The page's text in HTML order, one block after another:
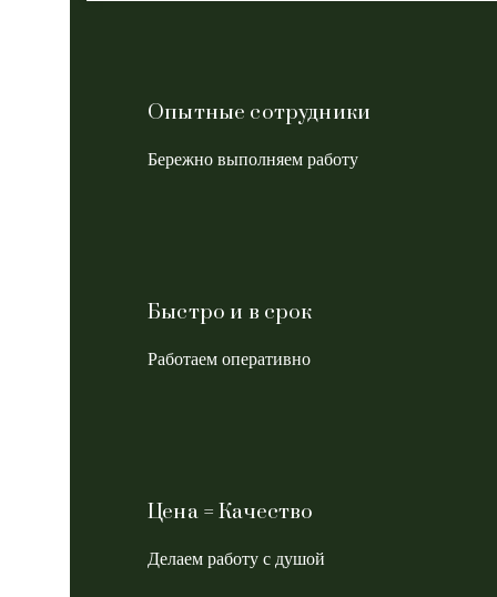
Опытные сотрудники
Бережно выполняем работу
Быстро и в срок
Работаем оперативно
Цена = Качество
Делаем работу с душой